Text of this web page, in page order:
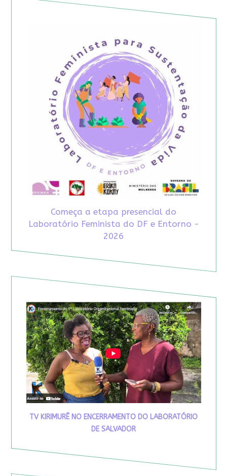
Começa a etapa presencial do
Laboratório Feminista do DF e Entorno -
2026
TV KIRIMURÊ NO ENCERRAMENTO DO LABORATÓRIO
DE SALVADOR